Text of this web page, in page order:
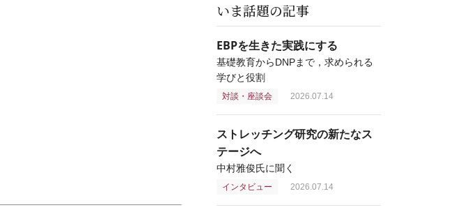
いま話題の記事
EBPを生きた実践にする
基礎教育からDNPまで，求められる
学びと役割
対談・座談会 2026.07.14
ストレッチング研究の新たなス
テージへ
中村雅俊氏に聞く
インタビュー 2026.07.14